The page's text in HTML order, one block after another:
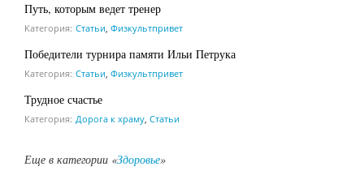
Путь, которым ведет тренер
Категория: Статьи, Физкультпривет
Победители турнира памяти Ильи Петрука
Категория: Статьи, Физкультпривет
Трудное счастье
Категория: Дорога к храму, Статьи
Еще в категории «Здоровье»